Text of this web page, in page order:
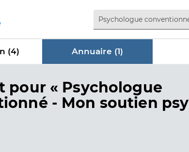
(4) Annuaire (1)
dans Annuaire
pour « Psychologue
- Mon soutien psy